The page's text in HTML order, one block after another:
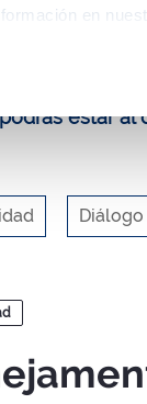
en
estar al
Diálogo